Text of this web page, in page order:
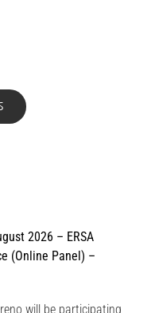
2026 – ERSA
(Online Panel) –
will be participating